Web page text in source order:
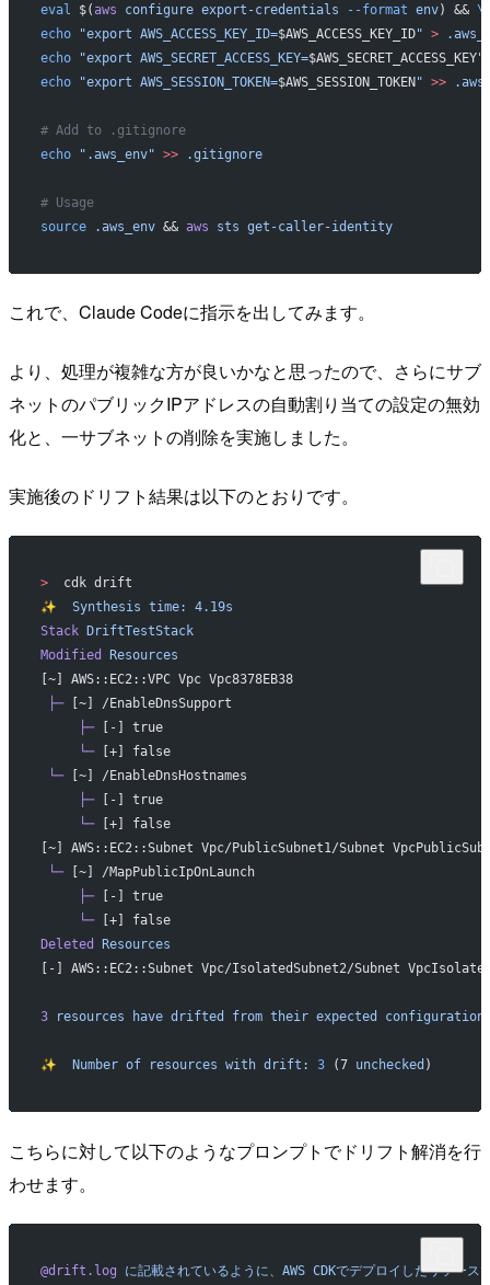
eval
$(aws configure export-credentials --format env) && \
echo "export AWS_ACCESS_KEY_ID=$AWS_ACCESS_KEY_ID" >
echo "export AWS_SECRET_ACCESS_KEY=$AWS_SECRET_ACCESS_KEY"
echo "export AWS_SESSION_TOKEN=$AWS_SESSION_TOKEN" >>
# Add to .gitignore
echo ".aws_env" >> .gitignore
# Usage
source .aws_env && aws sts get-caller-identity
これで、Claude Codeに指示を出してみます。
より、処理が複雑な方が良いかなと思ったので、さらにサブ
ネットのパブリックIPアドレスの自動割り当ての設定の無効
化と、一サブネットの削除を実施しました。
実施後のドリフト結果は以下のとおりです。
>
  cdk drift
✨
  Synthesis
time:
4.19s
Stack DriftTestStack
Modified
Resources
[~] AWS::EC2::VPC Vpc Vpc8378EB38
├─ [~] /EnableDnsSupport
     ├─
[-] true
     └─
[+] false
└─ [~] /EnableDnsHostnames
     ├─
[-] true
     └─
[+] false
[~] AWS::EC2::Subnet Vpc/PublicSubnet1/Subnet
└─ [~] /MapPublicIpOnLaunch
     ├─
[-] true
     └─
[+] false
Deleted
Resources
[-] AWS::EC2::Subnet Vpc/IsolatedSubnet2/Subnet
3 resources have drifted from their expected configuration
✨
  Number
of resources with drift: 3 (7 unchecked )
こちらに対して以下のようなプロンプトでドリフト解消を行
わせます。
@drift.log に記載されているように、AWS CDKでデプロイしたリソース